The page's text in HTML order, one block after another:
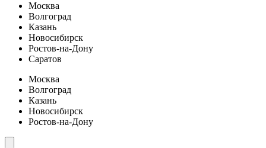
Москва
Волгоград
Казань
Новосибирск
Ростов-на-Дону
Саратов
Москва
Волгоград
Казань
Новосибирск
Ростов-на-Дону